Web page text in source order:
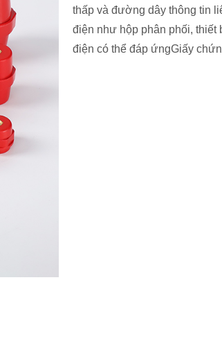
thấp và đường dây thông tin
điện như hộp phân phối, thiết
điện có thể đáp ứngGiấy